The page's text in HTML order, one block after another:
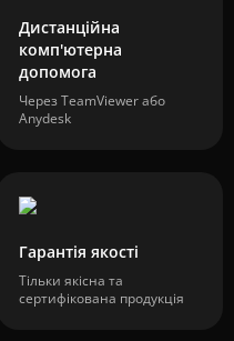
Дистанційна
комп'ютерна
допомога
Через TeamViewer або
Anydesk
Гарантія якості
Тільки якісна та
сертифікована продукція